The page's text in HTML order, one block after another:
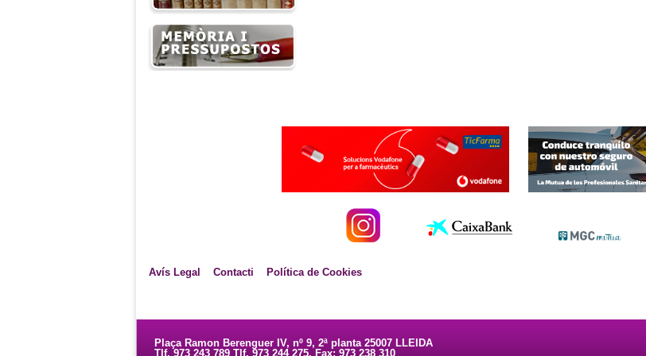
Avís Legal Contacti Política de Cookies
Plaça Ramon Berenguer IV, nº 9, 2ª planta 25007 LLEIDA
Tlf. 973 243 789 Tlf. 973 244 275. Fax: 973 238 310